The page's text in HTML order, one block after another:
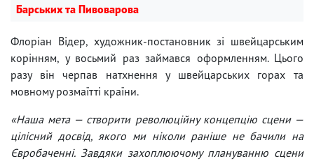
Барських та Пивоварова
Флоріан Відер, художник-постановник зі швейцарським
корінням, у восьмий раз займався оформленням. Цього
разу він черпав натхнення у швейцарських горах та
мовному розмаїтті країни.
«Наша мета — створити революційну концепцію сцени —
цілісний досвід, якого ми ніколи раніше не бачили на
Євробаченні. Завдяки захоплюючому плануванню сцени